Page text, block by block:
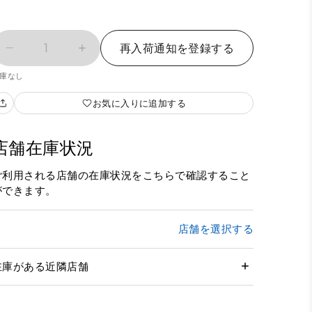
1 再入荷通知を登録する
なし
お気に入りに追加する
舗在庫状況
利用される店舗の在庫状況をこちらで確認すること
きます。
店舗を選択する
庫がある近隣店舗